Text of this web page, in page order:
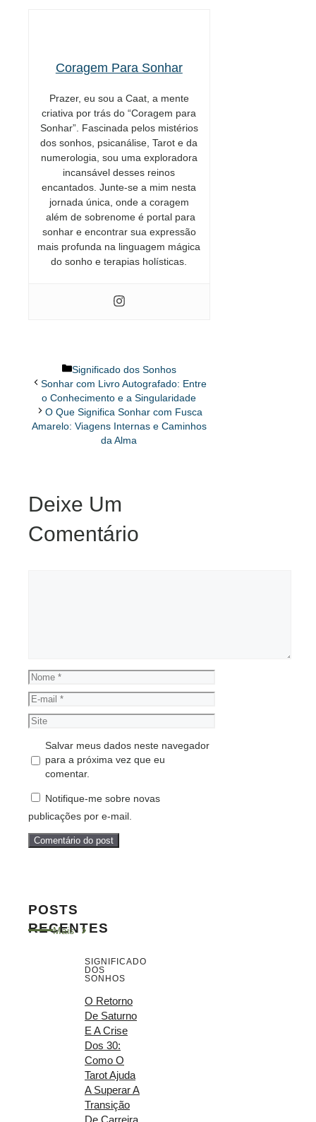
Coragem Para Sonhar
Prazer, eu sou a Caat, a mente
criativa por trás do “Coragem para
Sonhar”. Fascinada pelos mistérios
dos sonhos, psicanálise, Tarot e da
numerologia, sou uma exploradora
incansável desses reinos
encantados. Junte-se a mim nesta
jornada única, onde a coragem
além de sobrenome é portal para
sonhar e encontrar sua expressão
mais profunda na linguagem mágica
do sonho e terapias holísticas.
Categorias
Significado dos Sonhos
Sonhar com Livro Autografado: Entre
o Conhecimento e a Singularidade
O Que Significa Sonhar com Fusca
Amarelo: Viagens Internas e Caminhos
da Alma
Deixe Um
Comentário
Nome
E-
mail
Site
Salvar meus dados neste navegador
para a próxima vez que eu
comentar.
Notifique-me sobre novas
publicações por e-mail.
POSTS
RECENTES
Mais
SIGNIFICADO
DOS
SONHOS
O Retorno
De Saturno
E A Crise
Dos 30:
Como O
Tarot Ajuda
A Superar A
Transição
De Carreira